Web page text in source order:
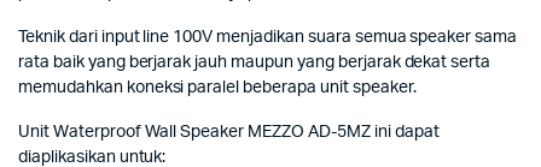
Teknik dari input line 100V menjadikan suara semua speaker sama
rata baik yang berjarak jauh maupun yang berjarak dekat serta
memudahkan koneksi paralel beberapa unit speaker.
Unit Waterproof Wall Speaker MEZZO AD-5MZ ini dapat
diaplikasikan untuk: